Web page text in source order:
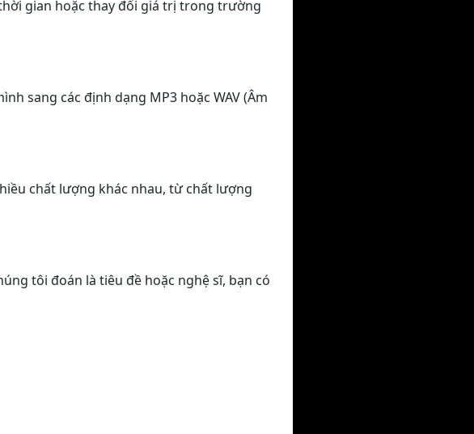
gian hoặc thay đổi giá trị trong trường
sang các định dạng MP3 hoặc WAV (Âm
chất lượng khác nhau, từ chất lượng
tôi đoán là tiêu đề hoặc nghệ sĩ, bạn có